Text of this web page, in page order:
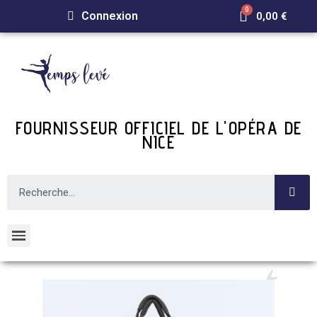
Connexion 0,00 €
FOURNISSEUR OFFICIEL DE L'OPÉRA DE
NICE